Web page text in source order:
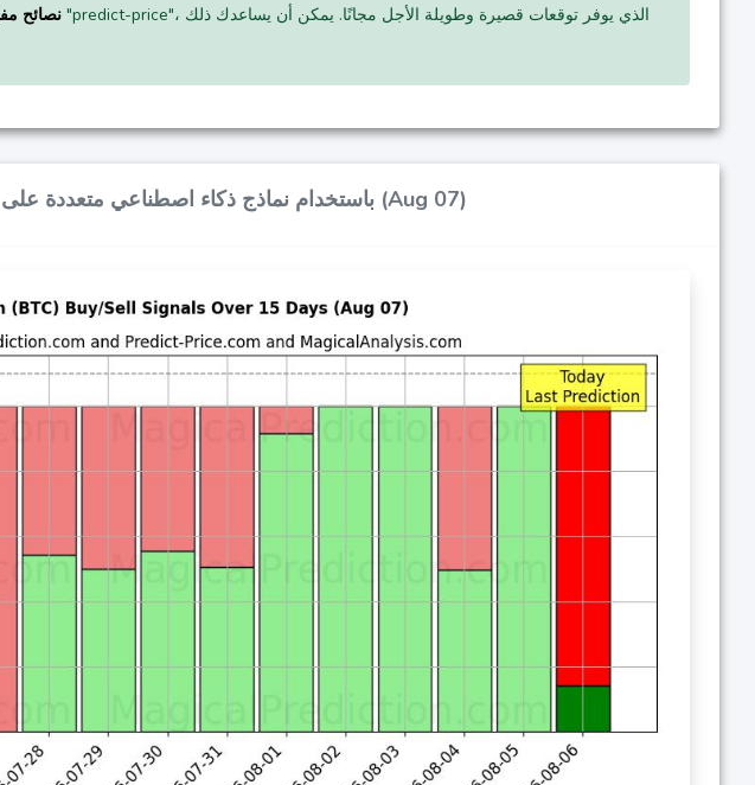
نصائح
احتمالات إشارات شراء/بيع بيتكوين (BTC) باستخدام نماذج ذكاء اصطناعي متعددة على مدار 10 أيام (Aug 07)